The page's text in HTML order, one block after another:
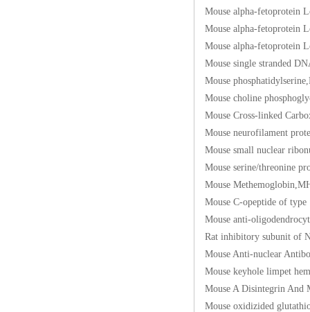
Mouse alpha-
Mouse alpha-
Mouse alpha-
Mouse single stranded
Mouse
Mouse choline
Mouse Cross-linked
Mouse neurofilament
Mouse small nuclear
Mouse serine/threonine
Mouse
Mouse C-opeptide of
Mouse anti-
Rat inhibitory subunit of
Mouse Anti-nuclear
Mouse keyhole limpet
Mouse A Disintegrin
Mouse oxidizided